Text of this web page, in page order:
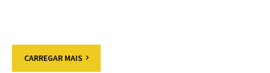
CARREGAR MAIS